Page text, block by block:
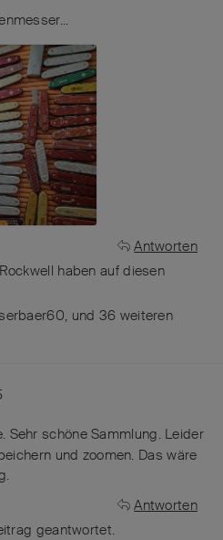
Antworten
Rockwell haben auf diesen
, und 36 weiteren
Sehr schöne Sammlung. Leider
und zoomen. Das wäre
Antworten
geantwortet.